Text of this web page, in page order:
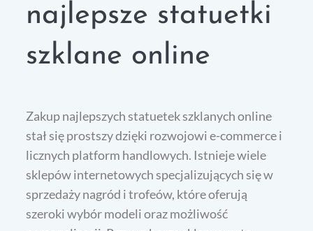
najlepsze statuetki
szklane online
Zakup najlepszych statuetek szklanych online
stał się prostszy dzięki rozwojowi e-commerce i
licznych platform handlowych. Istnieje wiele
sklepów internetowych specjalizujących się w
sprzedaży nagród i trofeów, które oferują
szeroki wybór modeli oraz możliwość